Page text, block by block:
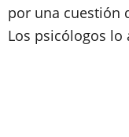
por una cuestión
Los psicólogos lo